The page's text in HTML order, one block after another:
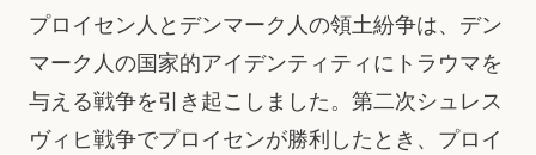
プロイセン人とデンマーク人の領土紛争は、デン
マーク人の国家的アイデンティティにトラウマを
与える戦争を引き起こしました。第二次シュレス
ヴィヒ戦争でプロイセンが勝利したとき、プロイ